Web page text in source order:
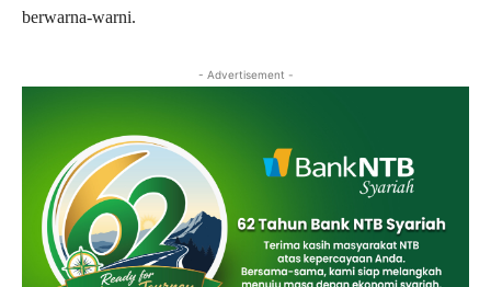
berwarna-warni.
- Advertisement -